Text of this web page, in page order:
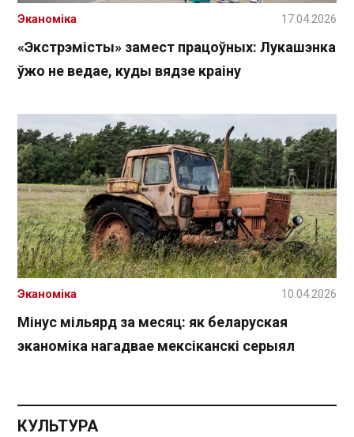
«Экстрэмісты» замест працоўных: Лукашэнка
ўжо не ведае, куды вядзе краіну
Эканоміка 17.04.2026
Мінус мільярд за месяц: як беларуская
эканоміка нагадвае мексіканскі серыял
Эканоміка 10.04.2026
КУЛЬТУРА